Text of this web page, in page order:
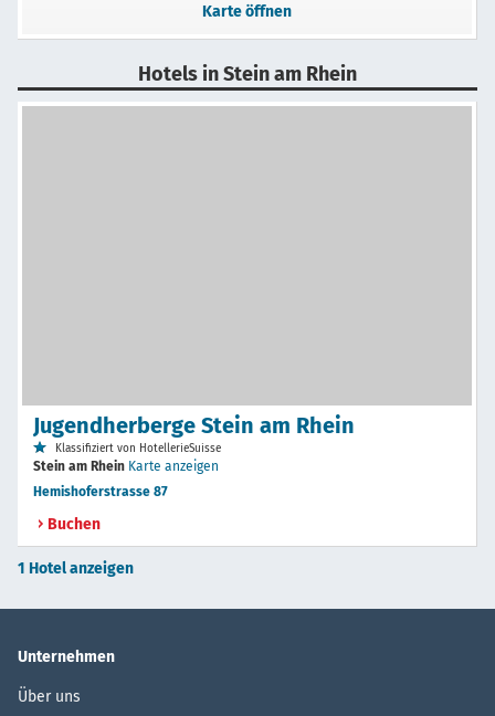
Karte öffnen
Hotels in Stein am Rhein
Jugendherberge Stein am Rhein
Klassifiziert von HotellerieSuisse
Stein am Rhein Karte anzeigen
Hemishoferstrasse 87
Buchen
1 Hotel anzeigen
Unternehmen
Über uns